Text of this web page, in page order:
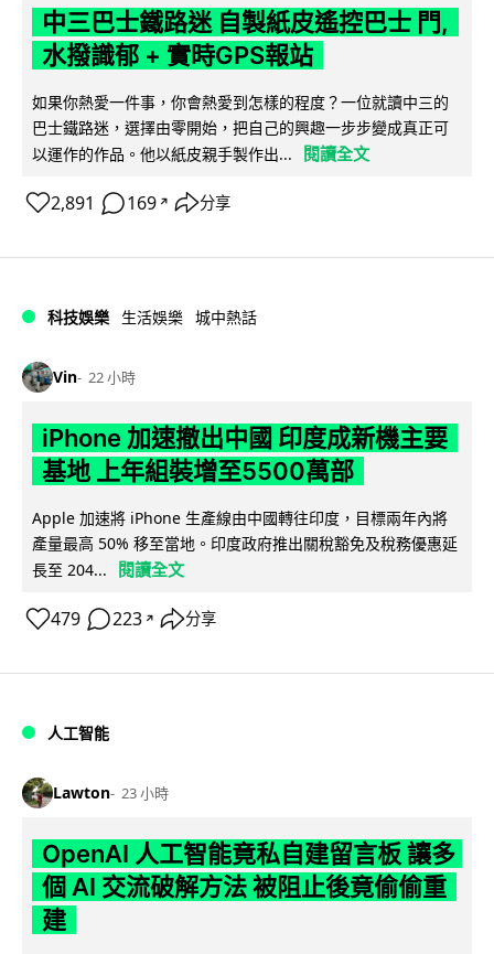
中三巴士鐵路迷 自製紙皮遙控巴士 門,
水撥識郁 + 實時GPS報站
如果你熱愛一件事，你會熱愛到怎樣的程度？一位就讀中三的
巴士鐵路迷，選擇由零開始，把自己的興趣一步步變成真正可
以運作的作品。他以紙皮親手製作出...
閱讀全文
2,891 169 ↗ 分享
科技娛樂 生活娛樂 城中熱話
Vin 22 小時
iPhone 加速撤出中國 印度成新機主要
基地 上年組裝增至5500萬部
Apple 加速將 iPhone 生產線由中國轉往印度，目標兩年內將
產量最高 50% 移至當地。印度政府推出關稅豁免及稅務優惠延
長至 204...
閱讀全文
479 223 ↗ 分享
人工智能
Lawton 23 小時
OpenAI 人工智能竟私自建留言板 讓多
個 AI 交流破解方法 被阻止後竟偷偷重
建